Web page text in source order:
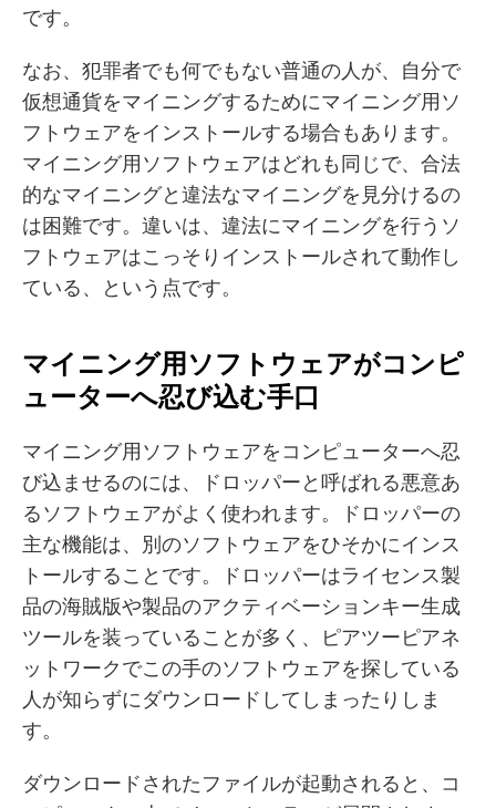
です。
なお、犯罪者でも何でもない普通の人が、自分で
仮想通貨をマイニングするためにマイニング用ソ
フトウェアをインストールする場合もあります。
マイニング用ソフトウェアはどれも同じで、合法
的なマイニングと違法なマイニングを見分けるの
は困難です。違いは、違法にマイニングを行うソ
フトウェアはこっそりインストールされて動作し
ている、という点です。
マイニング用ソフトウェアがコンピ
ューターへ忍び込む手口
マイニング用ソフトウェアをコンピューターへ忍
び込ませるのには、ドロッパーと呼ばれる悪意あ
るソフトウェアがよく使われます。ドロッパーの
主な機能は、別のソフトウェアをひそかにインス
トールすることです。ドロッパーはライセンス製
品の海賊版や製品のアクティベーションキー生成
ツールを装っていることが多く、ピアツーピアネ
ットワークでこの手のソフトウェアを探している
人が知らずにダウンロードしてしまったりしま
す。
ダウンロードされたファイルが起動されると、コ